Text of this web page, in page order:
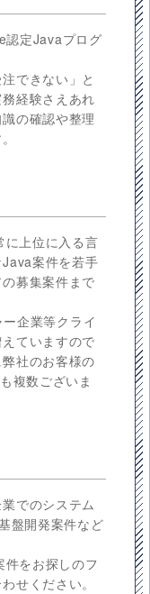
認定Javaプログ
できない」と
経験さえあれ
の確認や整理
に上位に入る言
案件を若手
募集案件まで
企業等クライ
ていますので
社のお客様の
複数ございま
でのシステム
盤開発案件など
をお探しのフ
せください。